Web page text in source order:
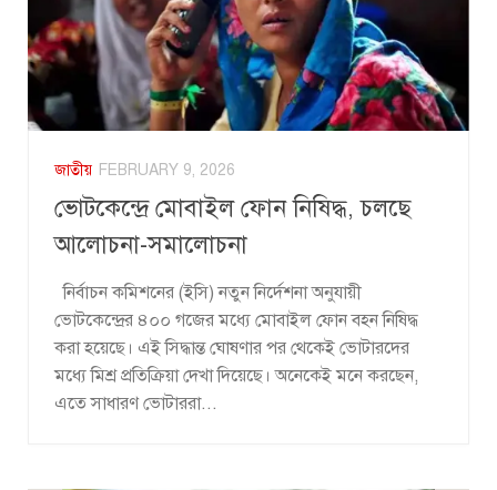
জাতীয় FEBRUARY 9, 2026
ভোটকেন্দ্রে মোবাইল ফোন নিষিদ্ধ, চলছে
আলোচনা-সমালোচনা
নির্বাচন কমিশনের (ইসি) নতুন নির্দেশনা অনুযায়ী
ভোটকেন্দ্রের ৪০০ গজের মধ্যে মোবাইল ফোন বহন নিষিদ্ধ
করা হয়েছে। এই সিদ্ধান্ত ঘোষণার পর থেকেই ভোটারদের
মধ্যে মিশ্র প্রতিক্রিয়া দেখা দিয়েছে। অনেকেই মনে করছেন,
এতে সাধারণ ভোটাররা...